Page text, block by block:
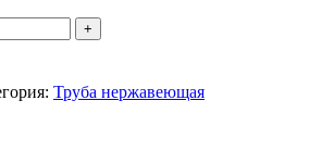
Труба нержавеющая